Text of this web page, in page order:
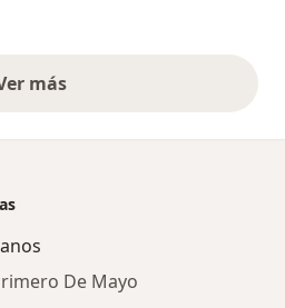
más
opiniones anteriores
De Mayo